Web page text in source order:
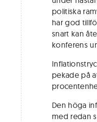
politiska
har god
snart kan
konferens
pekade på
Den höga
med redan